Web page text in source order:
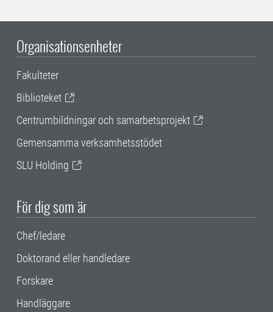
Organisationsenheter
Fakulteter
Biblioteket
Centrumbildningar och samarbetsprojekt
Gemensamma verksamhetsstödet
SLU Holding
För dig som är
Chef/ledare
Doktorand eller handledare
Forskare
Handläggare